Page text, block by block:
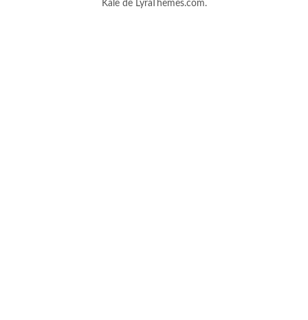
Kalede LyraThemes.com.